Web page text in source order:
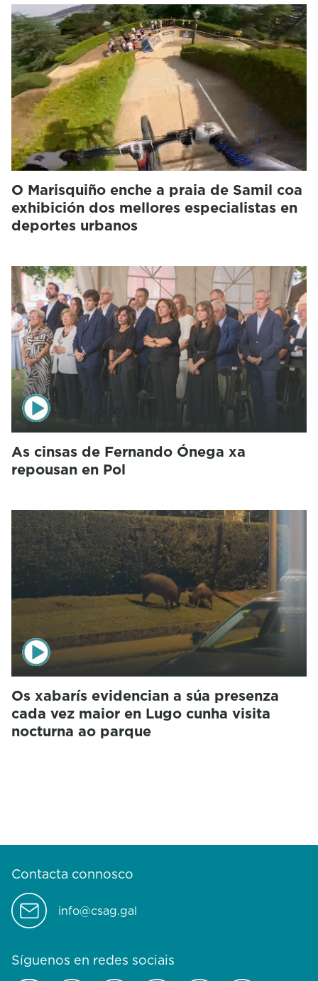
O Marisquiño enche a praia de Samil coa
exhibición dos mellores especialistas en
deportes urbanos
As cinsas de Fernando Ónega xa
repousan en Pol
Os xabarís evidencian a súa presenza
cada vez maior en Lugo cunha visita
nocturna ao parque
Contacta connosco
info@csag.gal
Síguenos en redes sociais